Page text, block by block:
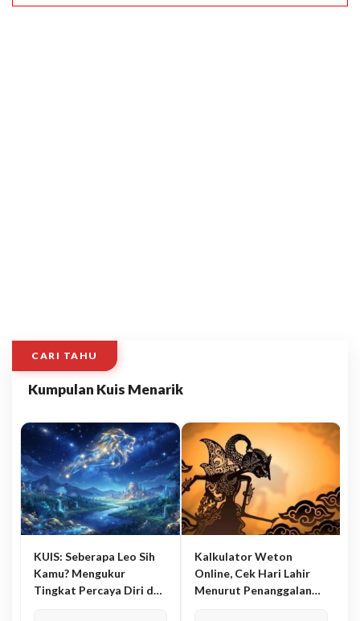
CARI TAHU
Kumpulan Kuis Menarik
KUIS: Seberapa Leo Sih
Kamu? Mengukur
Tingkat Percaya Diri dan
Kalkulator Weton
Online, Cek Hari Lahir
Menurut Penanggalan